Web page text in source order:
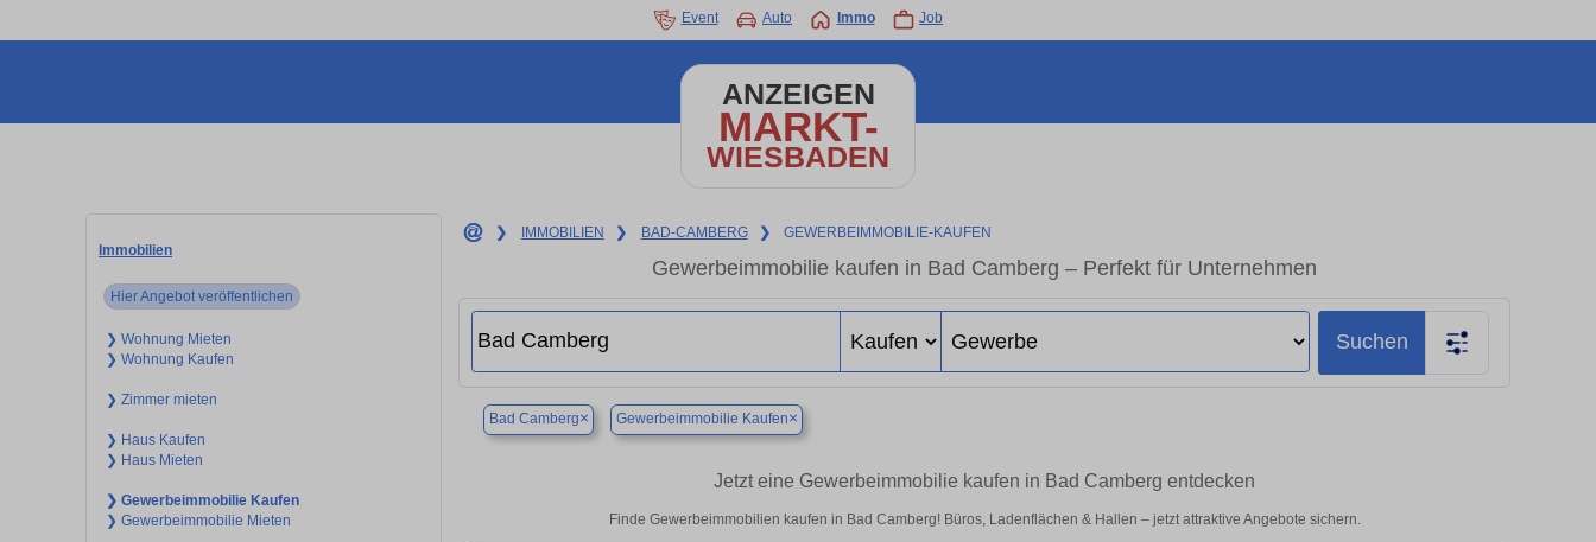
Event Auto Immo Job
ANZEIGEN
MARKT-
WIESBADEN
Immobilien
Hier Angebot veröffentlichen
❯ Wohnung Mieten
❯ Wohnung Kaufen
❯ Zimmer mieten
❯ Haus Kaufen
❯ Haus Mieten
❯ Gewerbeimmobilie Kaufen
❯ Gewerbeimmobilie Mieten
❯ IMMOBILIEN ❯ BAD-CAMBERG ❯ GEWERBEIMMOBILIE-KAUFEN
Gewerbeimmobilie kaufen in Bad Camberg – Perfekt für Unternehmen
Suchen
Bad Camberg× Gewerbeimmobilie Kaufen×
Jetzt eine Gewerbeimmobilie kaufen in Bad Camberg entdecken
Finde Gewerbeimmobilien kaufen in Bad Camberg! Büros, Ladenflächen & Hallen – jetzt attraktive Angebote sichern.